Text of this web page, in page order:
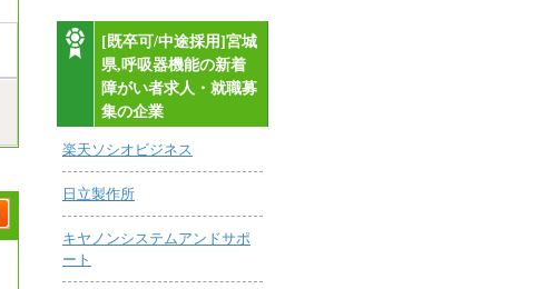
[既卒可/中途採用]宮城
県,呼吸器機能の新着
障がい者求人・就職募
集の企業
楽天ソシオビジネス
日立製作所
キヤノンシステムアンドサポ
ート